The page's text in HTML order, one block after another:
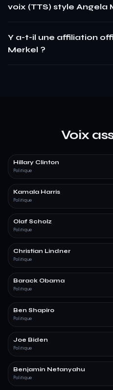
voix (TTS) style Angela
Y a-t-il une affiliation
Merkel ?
Voix
Hillary Clinton
Politique
Kamala Harris
Politique
Olaf Scholz
Politique
Christian Lindner
Politique
Barack Obama
Politique
Ben Shapiro
Politique
Joe Biden
Politique
Benjamin Netanyahu
Politique